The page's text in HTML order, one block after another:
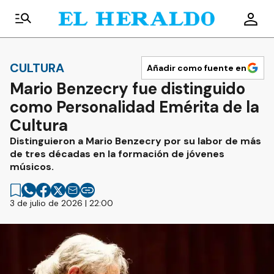
CULTURA Añadir como fuente en
Mario Benzecry fue distinguido
como Personalidad Emérita de la
Cultura
Distinguieron a Mario Benzecry por su labor de más
de tres décadas en la formación de jóvenes
músicos.
3 de julio de 2026 | 22:00